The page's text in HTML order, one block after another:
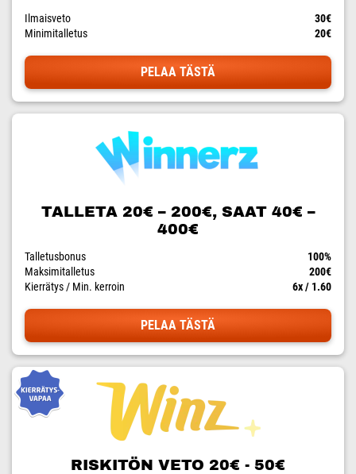
Ilmaisveto
30€
Minimitalletus
20€
PELAA TÄSTÄ
TALLETA 20€ – 200€, SAAT 40€ –
400€
Talletusbonus
100%
Maksimitalletus
200€
Kierrätys / Min. kerroin
6x / 1.60
PELAA TÄSTÄ
RISKITÖN VETO 20€ - 50€